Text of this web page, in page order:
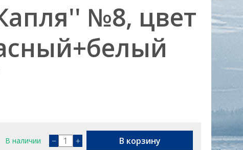
№8, цвет
В наличии − + В корзину